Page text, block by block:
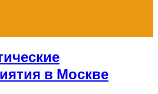
в Москве